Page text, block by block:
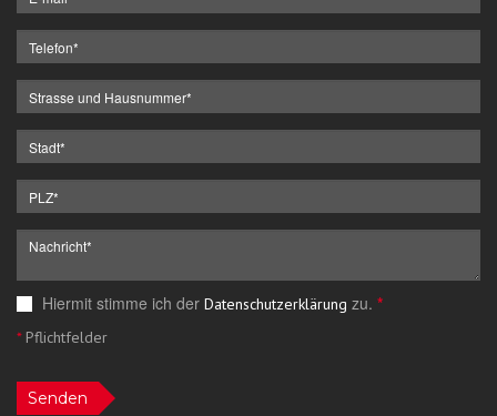
Hiermit stimme ich der Datenschutzerklärung zu. *
*Pflichtfelder
Senden